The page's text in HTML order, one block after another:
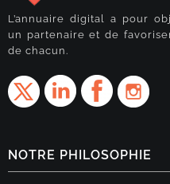
L’annuaire digital a pour
un partenaire et de
de chacun.
NOTRE PHILOSOPHIE